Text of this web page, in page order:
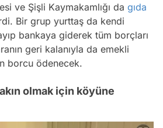
ve Şişli Kaymakamlığı da gıda
Bir grup yurttaş da kendi
bankaya giderek tüm borçları
geri kalanıyla da emekli
borcu ödenecek.
olmak için köyüne